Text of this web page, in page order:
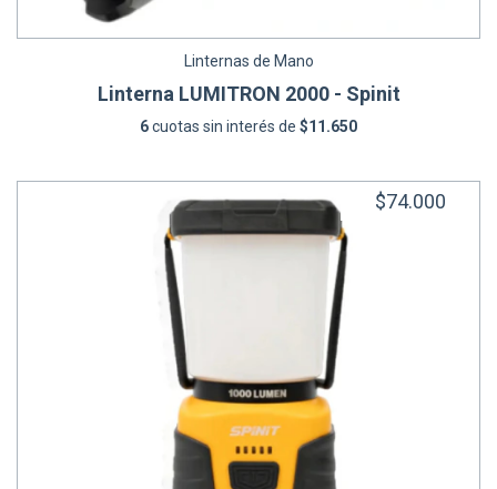
Linternas de Mano
Linterna LUMITRON 2000 - Spinit
6cuotas sin interés de $11.650
$74.000